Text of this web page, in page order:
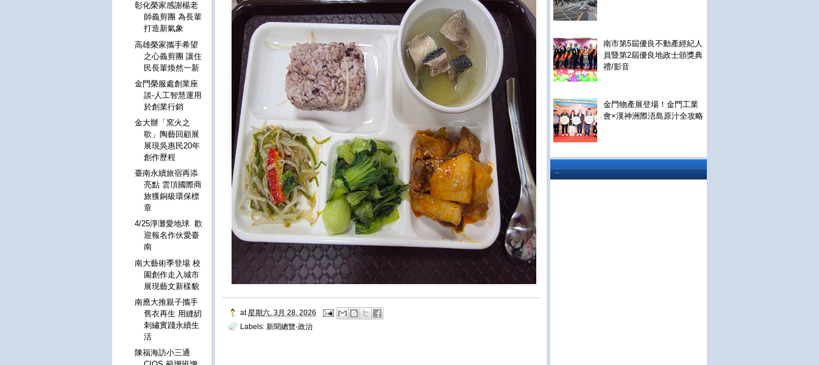
南市第5屆優良不動產經紀人
員暨第2屆優良地政士頒獎典
禮/影音
金門物產展登場！金門工業
會×漢神洲際浯島原汁全攻略
..
at 星期六, 3月 28, 2026
Labels: 新聞總覽-政治
彰化榮家感謝楊老
師義剪團 為長輩
打造新氣象
高雄榮家攜手希望
之心義剪團 讓住
民長輩煥然一新
金門榮服處創業座
談-人工智慧運用
於創業行銷
金大辦「窯火之
歌」陶藝回顧展
展現吳惠民20年
創作歷程
臺南永續旅宿再添
亮點 雲頂國際商
旅獲銅級環保標
章
4/25淨灘愛地球 歡
迎報名作伙愛臺
南
南大藝術季登場 校
園創作走入城市
展現藝文新樣貌
南應大推親子攜手
舊衣再生 用縫紉
刺繡實踐永續生
活
陳福海訪小三通